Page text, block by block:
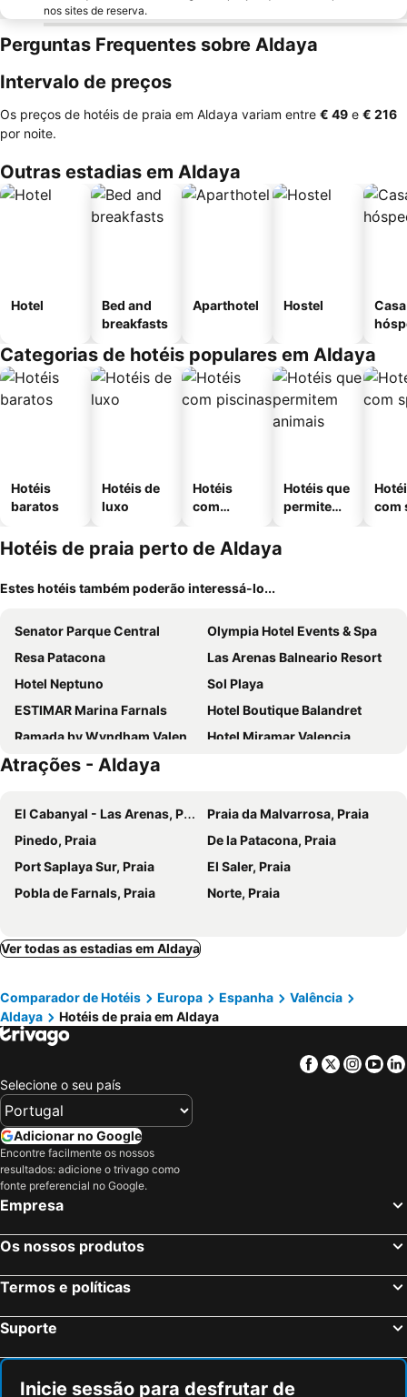
nos sites de reserva.
Perguntas Frequentes sobre Aldaya
Intervalo de preços
Os preços de hotéis de praia em Aldaya variam entre ‎€ 49 e ‎€ 216
por noite.
Outras estadias em Aldaya
Hotel
Bed and
breakfasts
Aparthotel Hostel
Categorias de hotéis populares em Aldaya
Hotéis
baratos
Hotéis de
luxo
Hotéis
com
Hotéis que
permitem
com
Hotéis de praia perto de Aldaya
Estes hotéis também poderão interessá-lo...
Senator Parque Central
Olympia Hotel Events & Spa
Resa Patacona
Las Arenas Balneario Resort
Hotel Neptuno
Sol Playa
ESTIMAR Marina Farnals
Hotel Boutique Balandret
Ramada by Wyndham Valencia Almussafes
Hotel Miramar Valencia
You & Co. Saler Beach Boutique
El Globo
Nanit Valencia Hostel
Meraki Beach Hotel - Only Adults
Olympia Ronda Hostel
Parador de El Saler
Hotel Boutique Sabbia Valencia
Casa Bassa Hotel
PAMPHYLIA HOTEL
Casa Gabriel
Atrações - Aldaya
El Cabanyal - Las Arenas, Praia
Praia da Malvarrosa, Praia
Pinedo, Praia
De la Patacona, Praia
Port Saplaya Sur, Praia
El Saler, Praia
Pobla de Farnals, Praia
Norte, Praia
Ver todas as estadias em Aldaya
Comparador de Hotéis Europa Espanha
Valência
Aldaya
Hotéis de praia em Aldaya
Facebook
Twitter
Selecione o seu país
Adicionar no Google
Encontre facilmente os nossos
resultados: adicione o trivago como
fonte preferencial no Google.
Empresa
Os nossos produtos
Termos e políticas
Suporte
Inicie sessão para desfrutar de